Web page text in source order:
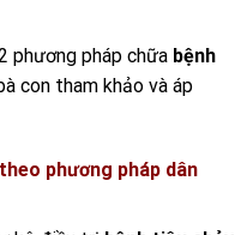
phương pháp chữa bệnh
con tham khảo và áp
phương pháp dân